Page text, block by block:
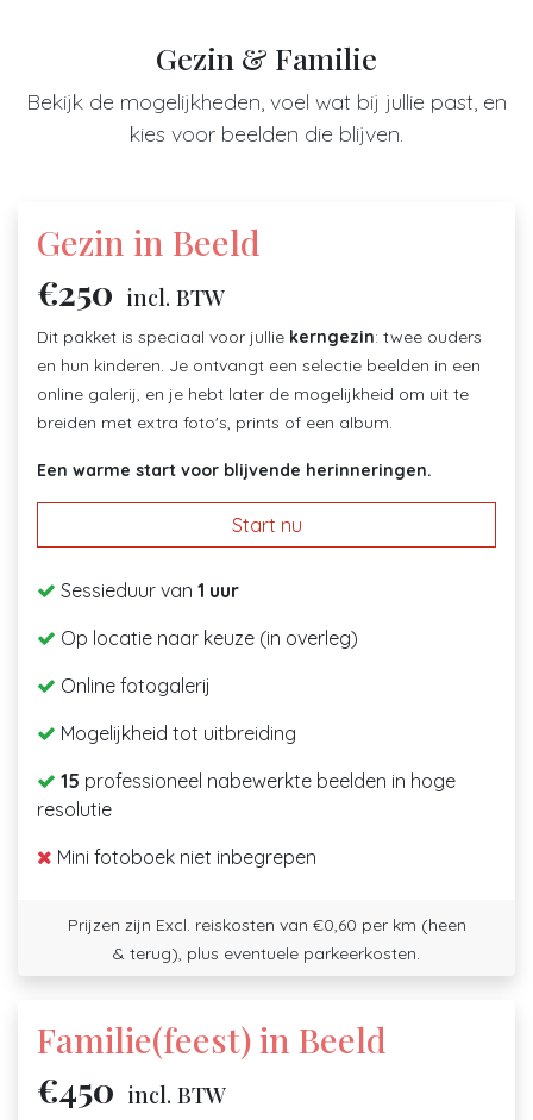
Gezin & Familie
Bekijk de mogelijkheden, voel wat bij jullie past, en
kies voor beelden die blijven.
Gezin in Beeld
€250 incl. BTW
Dit pakket is speciaal voor jullie kerngezin: twee ouders
en hun kinderen. Je ontvangt een selectie beelden in een
online galerij, en je hebt later de mogelijkheid om uit te
breiden met extra foto's, prints of een album.
Een warme start voor blijvende herinneringen.
Start nu
Sessieduur van 1 uur
Op locatie naar keuze (in overleg)
Online fotogalerij
Mogelijkheid tot uitbreiding
15 professioneel nabewerkte beelden in hoge
resolutie
Mini fotoboek niet inbegrepen
Prijzen zijn Excl. reiskosten van €0,60 per km (heen
& terug), plus eventuele parkeerkosten.
Familie(feest) in Beeld
€450 incl. BTW